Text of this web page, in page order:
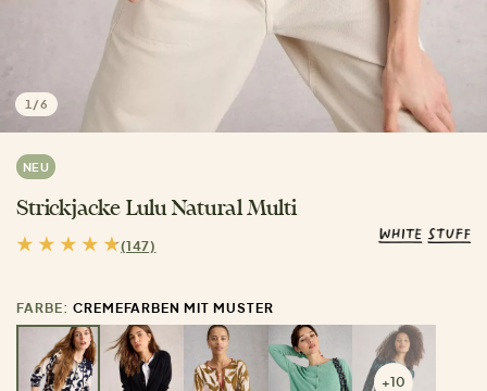
1 /6
NEU
Strickjacke Lulu Natural Multi
(147)
FARBE: CREMEFARBEN MIT MUSTER
+10